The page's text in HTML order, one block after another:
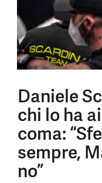
Daniele
chi lo ha
coma:
sempre,
no”